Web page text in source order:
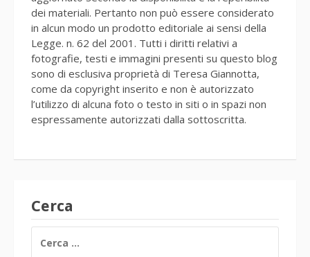
dei materiali. Pertanto non può essere considerato
in alcun modo un prodotto editoriale ai sensi della
Legge. n. 62 del 2001. Tutti i diritti relativi a
fotografie, testi e immagini presenti su questo blog
sono di esclusiva proprietà di Teresa Giannotta,
come da copyright inserito e non è autorizzato
l’utilizzo di alcuna foto o testo in siti o in spazi non
espressamente autorizzati dalla sottoscritta.
Cerca
PER: